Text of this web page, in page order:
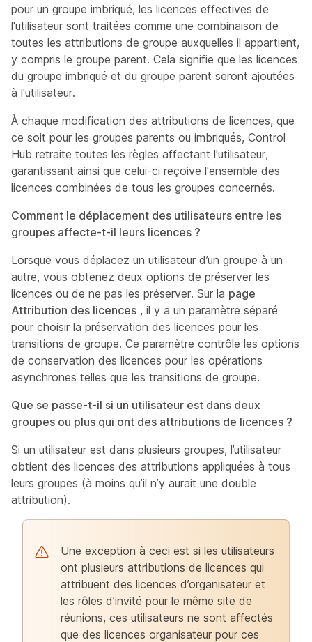
pour un groupe imbriqué, les licences effectives de
l'utilisateur sont traitées comme une combinaison de
toutes les attributions de groupe auxquelles il appartient,
y compris le groupe parent. Cela signifie que les licences
du groupe imbriqué et du groupe parent seront ajoutées
à l'utilisateur.
À chaque modification des attributions de licences, que
ce soit pour les groupes parents ou imbriqués, Control
Hub retraite toutes les règles affectant l'utilisateur,
garantissant ainsi que celui-ci reçoive l'ensemble des
licences combinées de tous les groupes concernés.
Comment le déplacement des utilisateurs entre les
groupes affecte-t-il leurs licences ?
Lorsque vous déplacez un utilisateur d’un groupe à un
autre, vous obtenez deux options de préserver les
licences ou de ne pas les préserver. Sur la page
Attribution des licences , il y a un paramètre séparé
pour choisir la préservation des licences pour les
transitions de groupe. Ce paramètre contrôle les options
de conservation des licences pour les opérations
asynchrones telles que les transitions de groupe.
Que se passe-t-il si un utilisateur est dans deux
groupes ou plus qui ont des attributions de licences ?
Si un utilisateur est dans plusieurs groupes, l’utilisateur
obtient des licences des attributions appliquées à tous
leurs groupes (à moins qu’il n’y aurait une double
attribution).
Une exception à ceci est si les utilisateurs
ont plusieurs attributions de licences qui
attribuent des licences d’organisateur et
les rôles d’invité pour le même site de
réunions, ces utilisateurs ne sont affectés
que des licences organisateur pour ces